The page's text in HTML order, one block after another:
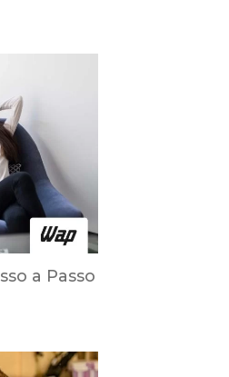
a Passo